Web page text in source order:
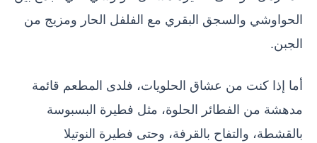
الحواوشي والسجق البقري مع الفلفل الحار ومزيج من
الجبن.
أما إذا كنت من عشاق الحلويات، فلدى المطعم قائمة
مدهشة من الفطائر الحلوة، مثل فطيرة البسبوسة
بالقشطة، والتفاح بالقرفة، وحتى فطيرة النوتيلا